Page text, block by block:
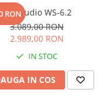
RON
Kali Audio WS-6.2
3.089,00 RON
2.989,00 RON
IN STOC
IN COS